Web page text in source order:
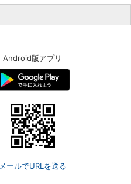
Android版アプリ
メールでURLを送る